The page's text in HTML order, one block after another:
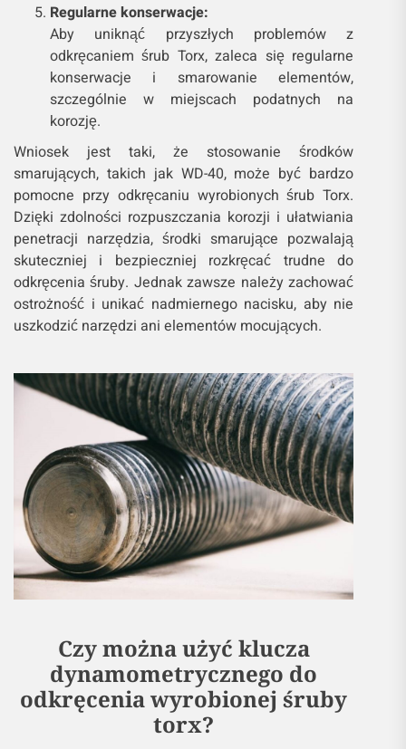
Regularne konserwacje:
Aby uniknąć przyszłych problemów z
odkręcaniem śrub Torx, zaleca się regularne
konserwacje i smarowanie elementów,
szczególnie w miejscach podatnych na
korozję.
Wniosek jest taki, że stosowanie środków
smarujących, takich jak WD-40, może być bardzo
pomocne przy odkręcaniu wyrobionych śrub Torx.
Dzięki zdolności rozpuszczania korozji i ułatwiania
penetracji narzędzia, środki smarujące pozwalają
skuteczniej i bezpieczniej rozkręcać trudne do
odkręcenia śruby. Jednak zawsze należy zachować
ostrożność i unikać nadmiernego nacisku, aby nie
uszkodzić narzędzi ani elementów mocujących.
Czy można użyć klucza
dynamometrycznego do
odkręcenia wyrobionej śruby
torx?